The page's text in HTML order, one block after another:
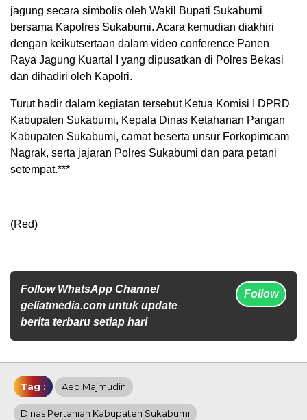
jagung secara simbolis oleh Wakil Bupati Sukabumi
bersama Kapolres Sukabumi. Acara kemudian diakhiri
dengan keikutsertaan dalam video conference Panen
Raya Jagung Kuartal I yang dipusatkan di Polres Bekasi
dan dihadiri oleh Kapolri.
Turut hadir dalam kegiatan tersebut Ketua Komisi I DPRD
Kabupaten Sukabumi, Kepala Dinas Ketahanan Pangan
Kabupaten Sukabumi, camat beserta unsur Forkopimcam
Nagrak, serta jajaran Polres Sukabumi dan para petani
setempat.***
(Red)
Follow WhatsApp Channel
geliatmedia.com untuk update
berita terbaru setiap hari
Follow
Tag : Aep Majmudin
Dinas Pertanian Kabupaten Sukabumi